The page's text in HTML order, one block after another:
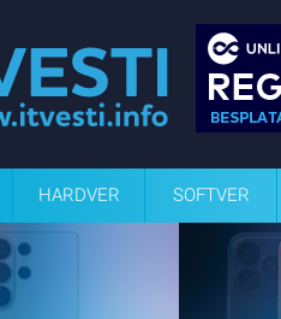
HARDVER SOFTVER